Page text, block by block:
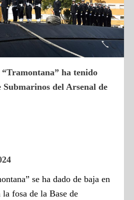
ha tenido
Submarinos del Arsenal de
se ha dado de baja en
la fosa de la Base de